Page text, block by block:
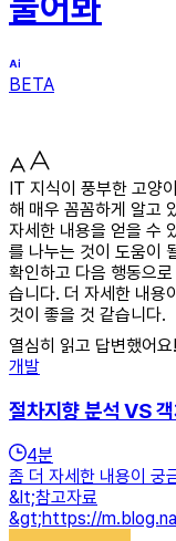
BETA
IT 지식이 풍부한 고양
해 매우 꼼꼼하게 알고
자세한 내용을 얻을 수
를 나누는 것이 도움이
확인하고 다음 행동으
습니다. 더 자세한 내용
것이 좋을 것 같습니다.
열심히 읽고 답변했어요!
개발
절차지향 분석 VS
4분
좀 더 자세한 내용이 궁
&lt;참고자료
&gt;https://